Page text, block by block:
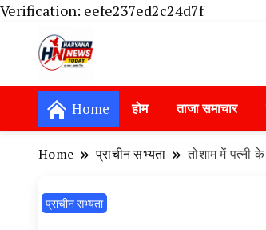
Verification: eefe237ed2c24d7f
Hansi News Today,
Update in Haryana,
Portet Update News,
Home होम ताजा समाचार
Home प्राचीन सभ्यता तोशाम में पत्नी
प्राचीन सभ्यता